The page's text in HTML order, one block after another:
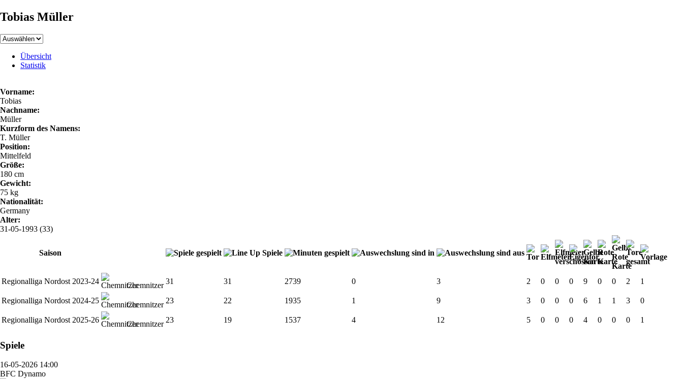
Tobias Müller
Übersicht
Statistik
Vorname:
Tobias
Nachname:
Müller
Kurzform des Namens:
T. Müller
Position:
Mittelfeld
Größe:
180 cm
Gewicht:
75 kg
Nationalität:
Germany
Alter:
31-05-1993 (33)
Saison
Regionalliga Nordost 2023-24 Chemnitzer 31 31 2739 0 3 2 0 0 0 9 0 0 2 1
Regionalliga Nordost 2024-25 Chemnitzer 23 22 1935 1 9 3 0 0 0 6 1 1 3 0
Regionalliga Nordost 2025-26 Chemnitzer 23 19 1537 4 12 5 0 0 0 4 0 0 0 1
Spiele
16-05-2026 14:00
BFC Dynamo